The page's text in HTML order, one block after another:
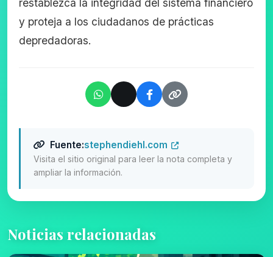
restablezca la integridad del sistema financiero
y proteja a los ciudadanos de prácticas
depredadoras.
Fuente:stephendiehl.com
Visita el sitio original para leer la nota completa y
ampliar la información.
Noticias relacionadas